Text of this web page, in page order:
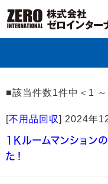
■該当件数1件中＜1
[不用品回収] 2024年
1Kルームマンション
た！